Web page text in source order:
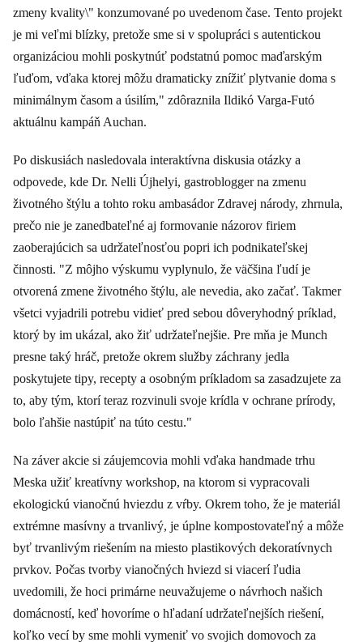
zmeny kvality\" konzumované po uvedenom čase. Tento projekt
je mi veľmi blízky, pretože sme si v spolupráci s autentickou
organizáciou mohli poskytnúť podstatnú pomoc maďarským
ľuďom, vďaka ktorej môžu dramaticky znížiť plytvanie doma s
minimálnym časom a úsilím," zdôraznila Ildikó Varga-Futó
aktuálnu kampáň Auchan.
Po diskusiách nasledovala interaktívna diskusia otázky a
odpovede, kde Dr. Nelli Újhelyi, gastroblogger na zmenu
životného štýlu a tohto roku ambasádor Zdravej národy, zhrnula,
prečo nie je zanedbateľné aj formovanie názorov firiem
zaoberajúcich sa udržateľnosťou popri ich podnikateľskej
činnosti. "Z môjho výskumu vyplynulo, že väčšina ľudí je
otvorená zmene životného štýlu, ale nevedia, ako začať. Takmer
všetci vyjadrili potrebu vidieť pred sebou dôveryhodný príklad,
ktorý by im ukázal, ako žiť udržateľnejšie. Pre mňa je Munch
presne taký hráč, pretože okrem služby záchrany jedla
poskytujete tipy, recepty a osobným príkladom sa zasadzujete za
to, aby tým, ktorí teraz rozvinuli svoje krídla v ochrane prírody,
bolo ľahšie nastúpiť na túto cestu."
Na záver akcie si záujemcovia mohli vďaka handmade trhu
Meska užiť kreatívny workshop, na ktorom si vypracovali
ekologickú vianočnú hviezdu z vŕby. Okrem toho, že je materiál
extrémne masívny a trvanlivý, je úplne kompostovateľný a môže
byť trvanlivým riešením na miesto plastikových dekoratívnych
prvkov. Počas tvorby vianočných hviezd si viacerí ľudia
uvedomili, že hoci primárne neuvažujeme o návrhoch našich
domácností, keď hovoríme o hľadaní udržateľnejších riešení,
koľko vecí by sme mohli vymeniť vo svojich domovoch za